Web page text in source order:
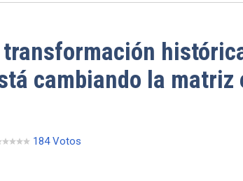
cambiando la matriz
184 Votos